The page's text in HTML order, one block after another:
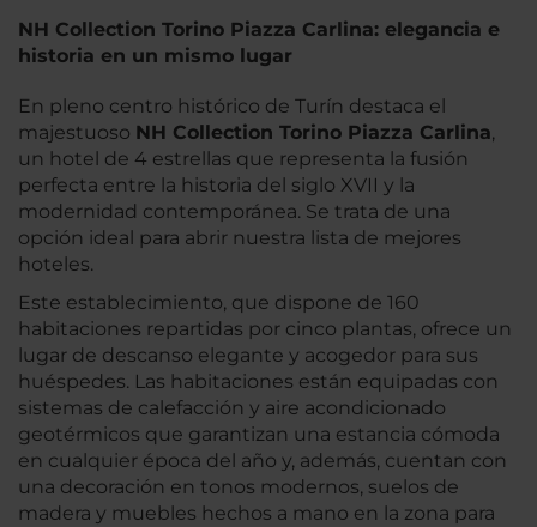
NH Collection Torino Piazza Carlina: elegancia e
historia en un mismo lugar
En pleno centro histórico de Turín destaca el
majestuoso NH Collection Torino Piazza Carlina,
un hotel de 4 estrellas que representa la fusión
perfecta entre la historia del siglo XVII y la
modernidad contemporánea. Se trata de una
opción ideal para abrir nuestra lista de mejores
hoteles.
Este establecimiento, que dispone de 160
habitaciones repartidas por cinco plantas, ofrece un
lugar de descanso elegante y acogedor para sus
huéspedes. Las habitaciones están equipadas con
sistemas de calefacción y aire acondicionado
geotérmicos que garantizan una estancia cómoda
en cualquier época del año y, además, cuentan con
una decoración en tonos modernos, suelos de
madera y muebles hechos a mano en la zona para